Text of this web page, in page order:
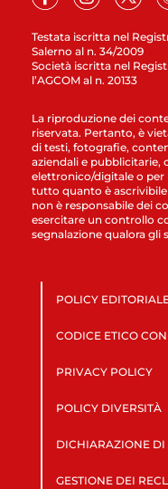
Testata iscritta nel
Salerno al n. 34/2009
Società iscritta nel
l’AGCOM al n. 20133
La riproduzione dei
riservata. Pertanto, è
di testi, fotografie,
aziendali e pubblicitarie,
elettronico/digitale o per
tutto quanto è
non è responsabile dei
esercitare un controllo
segnalazione qualora gli
POLICY
CODICE ETICO
PRIVACY POLICY
POLICY DIVERSITÀ
DICHIARAZIONE DI
GESTIONE DEI